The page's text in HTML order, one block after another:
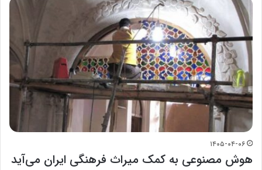
۱۴۰۵-۰۴-۰۶
هوش مصنوعی به کمک میراث فرهنگی ایران می‌آید